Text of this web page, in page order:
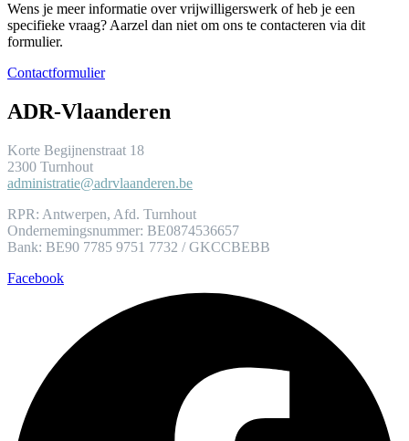
Wens je meer informatie over vrijwilligerswerk of heb je een
specifieke vraag? Aarzel dan niet om ons te contacteren via dit
formulier.
Contactformulier
ADR-Vlaanderen
Korte Begijnenstraat 18
2300 Turnhout
administratie@adrvlaanderen.be
RPR: Antwerpen, Afd. Turnhout
Ondernemingsnummer: BE0874536657
Bank: BE90 7785 9751 7732 / GKCCBEBB
Facebook